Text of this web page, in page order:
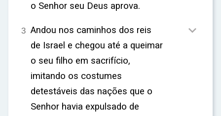
o Senhor seu Deus aprova.
3 Andou nos caminhos dos reis
de Israel e chegou até a queimar
o seu filho em sacrifício,
imitando os costumes
detestáveis das nações que o
Senhor havia expulsado de
